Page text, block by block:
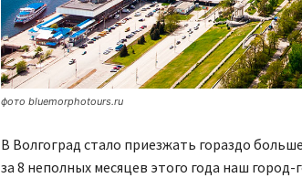
фото bluemorphotours.ru
В Волгоград стало приезжать гораздо
за 8 неполных месяцев этого года наш